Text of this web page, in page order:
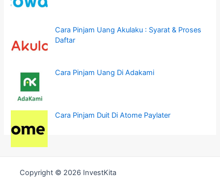
Cara Pinjam Uang Akulaku : Syarat & Proses
Daftar
Cara Pinjam Uang Di Adakami
Cara Pinjam Duit Di Atome Paylater
Copyright © 2026 InvestKita